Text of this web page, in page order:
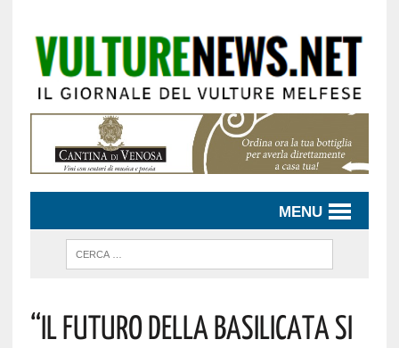
MENU
“Il Futuro Della Basilicata Si